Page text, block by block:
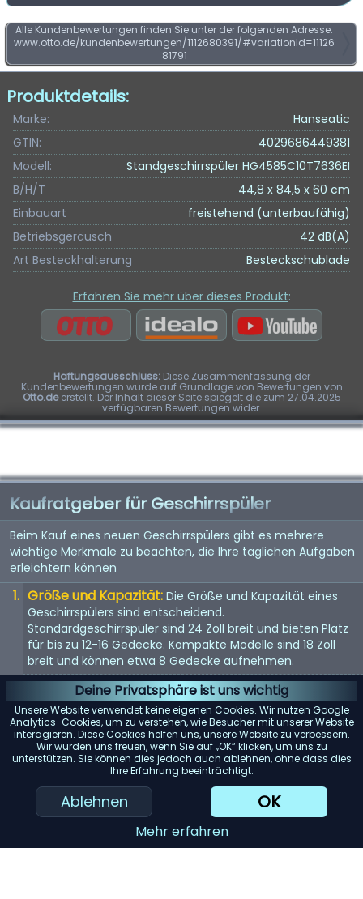
Deine Privatsphäre ist uns wichtig
Unsere Website verwendet keine eigenen Cookies. Wir nutzen Google
Analytics-Cookies, um zu verstehen, wie Besucher mit unserer Website
interagieren. Diese Cookies helfen uns, unsere Website zu verbessern.
Wir würden uns freuen, wenn Sie auf „OK“ klicken, um uns zu
unterstützen. Sie können dies jedoch auch ablehnen, ohne dass dies
Ihre Erfahrung beeinträchtigt.
Ablehnen OK
Mehr erfahren
Alle Kundenbewertungen finden Sie unter der folgenden Adresse:
www.otto.de/kundenbewertungen/1112680391/#variationId=11126
81791
Produktdetails:
Marke:
Hanseatic
GTIN:
4029686449381
Modell:
Standgeschirrspüler HG4585C10T7636EI
B/H/T
44,8 x 84,5 x 60 cm
Einbauart
freistehend (unterbaufähig)
Betriebsgeräusch
42 dB(A)
Art Besteckhalterung
Besteckschublade
Erfahren Sie mehr über dieses Produkt:
Haftungsausschluss:Diese Zusammenfassung der
Kundenbewertungen wurde auf Grundlage von Bewertungen von
Otto.deerstellt. Der Inhalt dieser Seite spiegelt die zum 27.04.2025
verfügbaren Bewertungen wider.
Kaufratgeber für Geschirrspüler
Beim Kauf eines neuen Geschirrspülers gibt es mehrere
wichtige Merkmale zu beachten, die Ihre täglichen Aufgaben
erleichtern können
Größe und Kapazität: Die Größe und Kapazität eines
Geschirrspülers sind entscheidend.
Standardgeschirrspüler sind 24 Zoll breit und bieten Platz
für bis zu 12-16 Gedecke. Kompakte Modelle sind 18 Zoll
breit und können etwa 8 Gedecke aufnehmen.
Energieeffizienz: Achten Sie auf Geschirrspüler mit einer
Energy Star-Bewertung. Diese Modelle verbrauchen
weniger Wasser und Strom, was Ihnen langfristig Geld
spart.
Geräuschpegel: Geschirrspüler können laut sein. Wenn
Lärm ein Problem darstellt, suchen Sie nach Modellen mit
einem Dezibelwert von 45 oder darunter.
Reinigungsleistung:
Achten Sie auf Geschirrspüler mit
mehreren Spülzyklen und Optionen. Modelle mit einem